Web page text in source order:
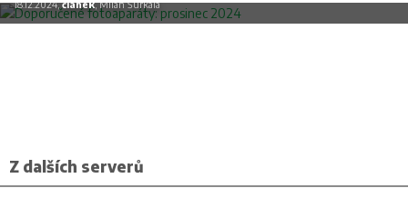
18.12.2024,článek, Milan Šurkala
Z dalších serverů